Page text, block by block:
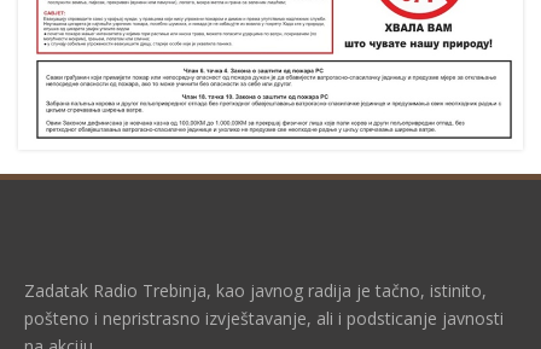
Zadatak Radio Trebinja, kao javnog radija je tačno, istinito,
pošteno i nepristrasno izvještavanje, ali i podsticanje javnosti